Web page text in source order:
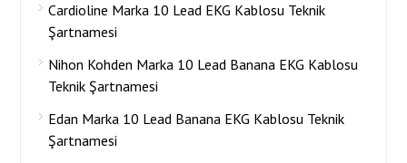
Cardioline Marka 10 Lead EKG Kablosu Teknik
Şartnamesi
Nihon Kohden Marka 10 Lead Banana EKG Kablosu
Teknik Şartnamesi
Edan Marka 10 Lead Banana EKG Kablosu Teknik
Şartnamesi